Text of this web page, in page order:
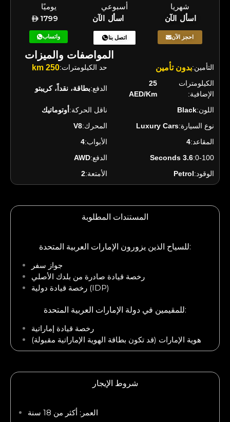
يوميًا أسبوعي
شهريا
1799
اسأل الآن اسأل الآن
واتساب اتصل بنا احجز الآن
المواصفات والميزات
التأمين:بدون تأمين حد الكيلومترات:250 km
الكيلومترات
الإضافية:
25
AED/Km
الدفع:بطاقة، نقداً، كريبتو
اللون:Black ناقل الحركة: أوتوماتيك
نوع السيارة:Luxury Cars المحرك:V8
المقاعد:4 الأبواب:4
0-100:
3.6 Seconds الدفع:AWD
الوقود:Petrol الأمتعة:2
المستندات المطلوبة
للسياح الذين يزورون الإمارات العربية المتحدة:
جواز سفر
رخصة قيادة صادرة من بلدك الأصلي
رخصة قيادة دولية (IDP)
للمقيمين في دولة الإمارات العربية المتحدة:
رخصة قيادة إماراتية
هوية الإمارات (قد تكون بطاقة الهوية الإماراتية مقبولة)
شروط الإيجار
العمر: أكثر من 18 سنة